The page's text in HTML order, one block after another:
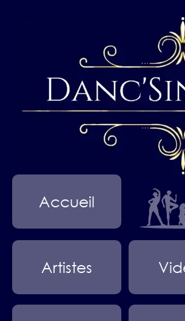
Accueil
Artistes